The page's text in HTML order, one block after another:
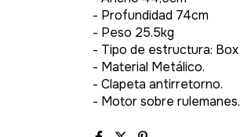
- Profundidad 74cm
- Peso 25.5kg
- Tipo de estructura: Box
- Material Metálico.
- Clapeta antirretorno.
- Motor sobre rulemanes.